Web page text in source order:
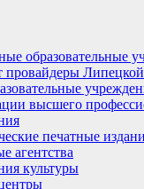
образовательные
провайдеры Липецкой
высшего
печатные
агентства
культуры